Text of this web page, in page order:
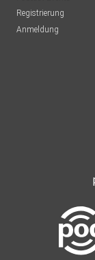
Registrierung
Anmeldung